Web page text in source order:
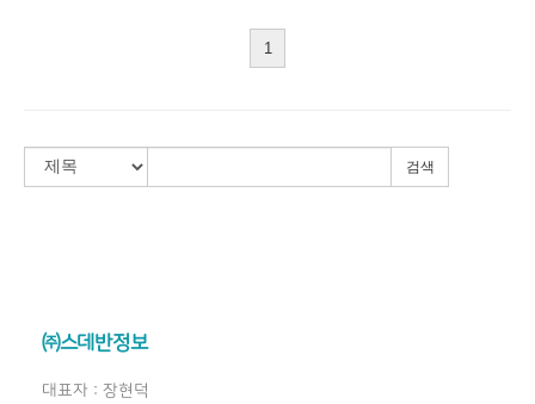
1
검색
㈜스데반정보
대표자 : 장현덕